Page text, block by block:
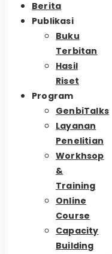
Berita
Publikasi
Buku
Terbitan
Hasil
Riset
Program
GenbiTalks
Layanan
Penelitian
Workhsop
&
Training
Online
Course
Capacity
Building